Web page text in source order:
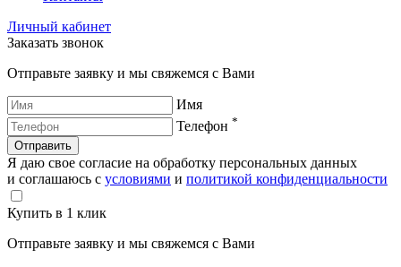
Личный кабинет
Заказать звонок
Отправьте заявку и мы свяжемся с Вами
Имя
Телефон *
Отправить
Я даю свое согласие на обработку персональных данных
и соглашаюсь с условиями и политикой конфиденциальности
Купить в 1 клик
Отправьте заявку и мы свяжемся с Вами